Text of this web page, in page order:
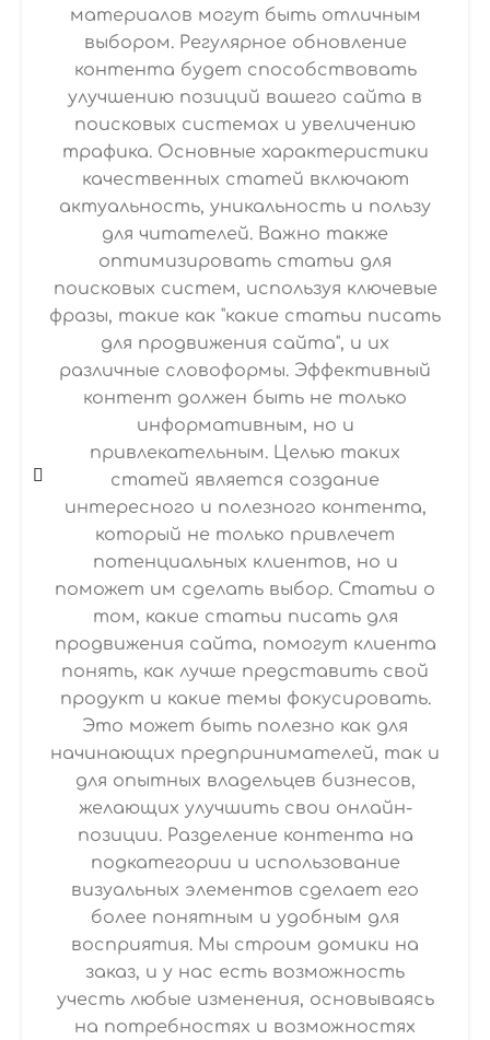
материалов могут быть отличным
выбором. Регулярное обновление
контента будет способствовать
улучшению позиций вашего сайта в
поисковых системах и увеличению
трафика. Основные характеристики
качественных статей включают
актуальность, уникальность и пользу
для читателей. Важно также
оптимизировать статьи для
поисковых систем, используя ключевые
фразы, такие как "какие статьи писать
для продвижения сайта", и их
различные словоформы. Эффективный
контент должен быть не только
информативным, но и
привлекательным. Целью таких
статей является создание
интересного и полезного контента,
который не только привлечет
потенциальных клиентов, но и
поможет им сделать выбор. Статьи о
том, какие статьи писать для
продвижения сайта, помогут клиента
понять, как лучше представить свой
продукт и какие темы фокусировать.
Это может быть полезно как для
начинающих предпринимателей, так и
для опытных владельцев бизнесов,
желающих улучшить свои онлайн-
позиции. Разделение контента на
подкатегории и использование
визуальных элементов сделает его
более понятным и удобным для
восприятия. Мы строим домики на
заказ, и у нас есть возможность
учесть любые изменения, основываясь
на потребностях и возможностях